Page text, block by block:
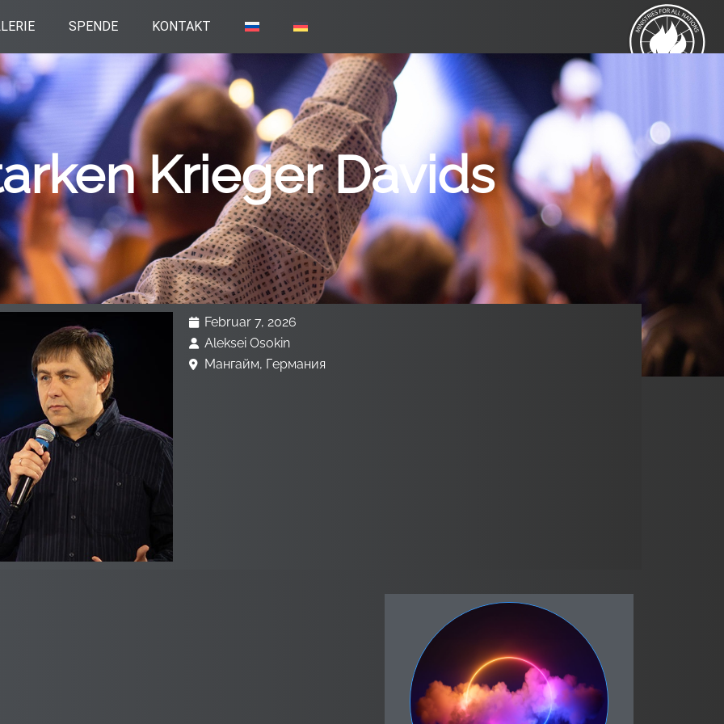
SPENDE KONTAKT
Krieger Davids
Februar 7, 2026
Aleksei Osokin
Мангайм, Германия